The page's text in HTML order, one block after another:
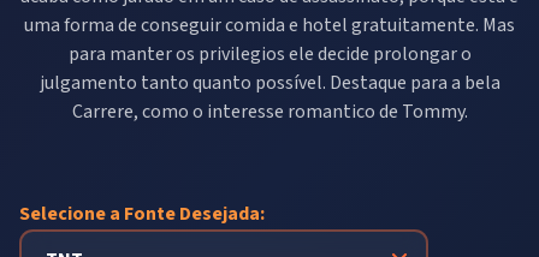
uma forma de conseguir comida e hotel gratuitamente. Mas
para manter os privilegios ele decide prolongar o
julgamento tanto quanto possí­vel. Destaque para a bela
Carrere, como o interesse romantico de Tommy.
Selecione a Fonte Desejada: